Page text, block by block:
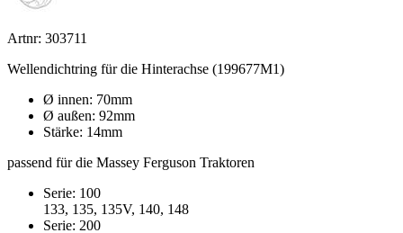
Artnr: 303711
Wellendichtring für die Hinterachse (199677M1)
Ø innen: 70mm
Ø außen: 92mm
Stärke: 14mm
passend für die Massey Ferguson Traktoren
Serie: 100
133, 135, 135V, 140, 148
Serie: 200